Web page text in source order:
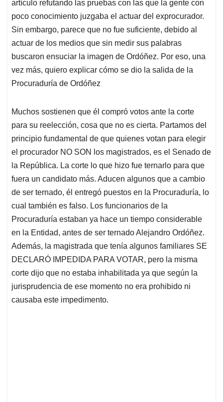
A
p
p
o
o
k
d
I
n
d
s
artículo refutando las pruebas con las que la gente con
poco conocimiento juzgaba el actuar del exprocurador.
Sin embargo, parece que no fue suficiente, debido al
actuar de los medios que sin medir sus palabras
buscaron ensuciar la imagen de Ordóñez. Por eso, una
vez más, quiero explicar cómo se dio la salida de la
Procuraduría de Ordóñez
Muchos sostienen que él compró votos ante la corte
para su reelección, cosa que no es cierta. Partamos del
principio fundamental de que quienes votan para elegir
el procurador NO SON los magistrados, es el Senado de
la República. La corte lo que hizo fue ternarlo para que
fuera un candidato más. Aducen algunos que a cambio
de ser ternado, él entregó puestos en la Procuraduría, lo
cual también es falso. Los funcionarios de la
Procuraduría estaban ya hace un tiempo considerable
en la Entidad, antes de ser ternado Alejandro Ordóñez.
Además, la magistrada que tenía algunos familiares SE
DECLARÓ IMPEDIDA PARA VOTAR, pero la misma
corte dijo que no estaba inhabilitada ya que según la
jurisprudencia de ese momento no era prohibido ni
causaba este impedimento.